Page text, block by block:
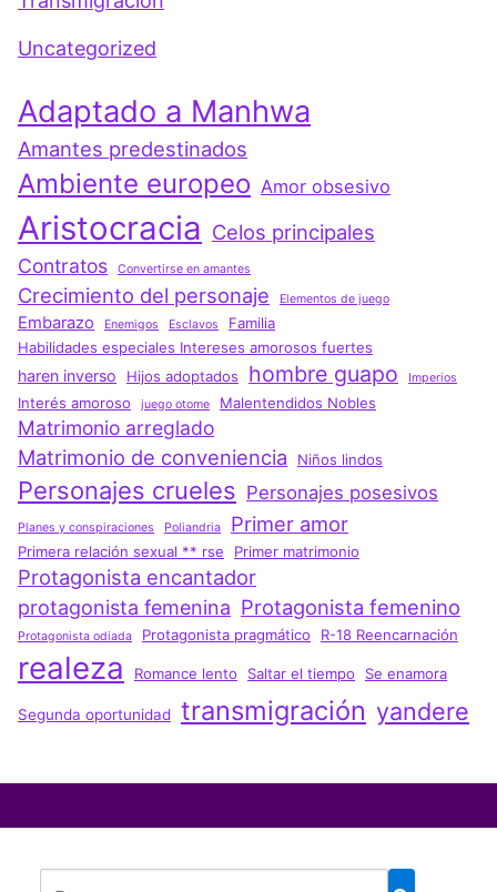
Uncategorized
Adaptado a Manhwa
Amantes predestinados
Ambiente europeo Amor obsesivo
Aristocracia Celos principales
Contratos Convertirse en amantes
Crecimiento del personaje Elementos de juego
Embarazo Enemigos Esclavos
Familia
Habilidades especiales Intereses amorosos fuertes
haren inverso Hijos adoptados hombre guapo Imperios
Interés amoroso juego otome Malentendidos Nobles
Matrimonio arreglado
Matrimonio de conveniencia Niños lindos
Personajes crueles Personajes posesivos
Planes y conspiraciones Poliandria Primer amor
Primera relación sexual ** rse Primer matrimonio
Protagonista encantador
protagonista femenina Protagonista femenino
Protagonista odiada Protagonista pragmático R-18 Reencarnación
realeza Romance lento Saltar el tiempo Se enamora
Segunda oportunidad transmigración yandere